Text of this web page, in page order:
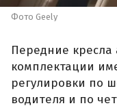
Фото Geely
Передние кресла
комплектации
регулировки по
водителя и по